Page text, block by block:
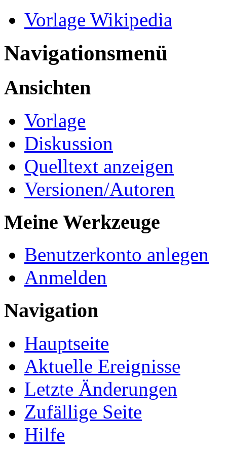
Vorlage Wikipedia
Navigationsmenü
Ansichten
Vorlage
Diskussion
Quelltext anzeigen
Versionen/Autoren
Meine Werkzeuge
Benutzerkonto anlegen
Anmelden
Navigation
Hauptseite
Aktuelle Ereignisse
Letzte Änderungen
Zufällige Seite
Hilfe